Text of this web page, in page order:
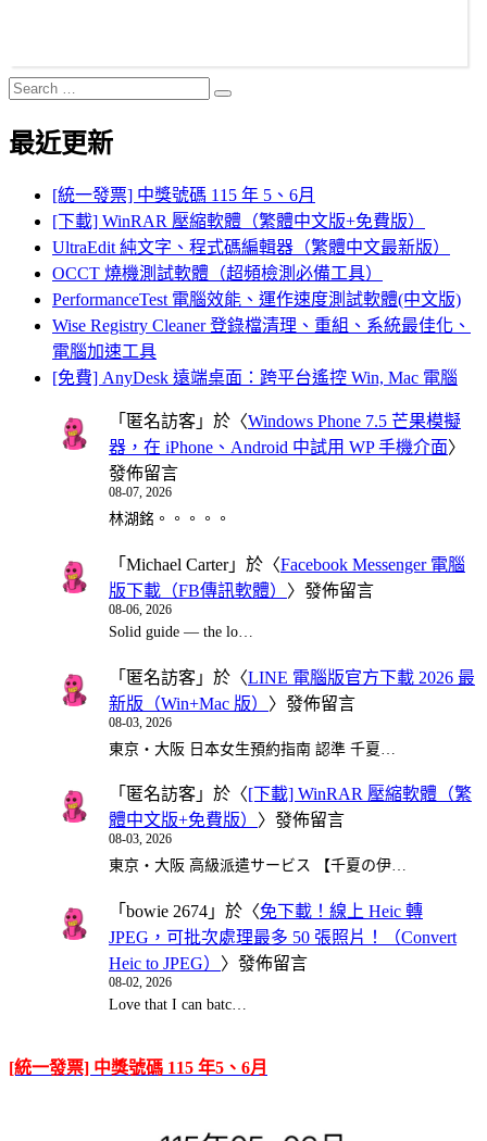
Search
for:
Search
最近更新
[統一發票] 中獎號碼 115 年 5、6月
[下載] WinRAR 壓縮軟體（繁體中文版+免費版）
UltraEdit 純文字、程式碼編輯器（繁體中文最新版）
OCCT 燒機測試軟體（超頻檢測必備工具）
PerformanceTest 電腦效能、運作速度測試軟體(中文版)
Wise Registry Cleaner 登錄檔清理、重組、系統最佳化、
電腦加速工具
[免費] AnyDesk 遠端桌面：跨平台遙控 Win, Mac 電腦
「 匿名訪客 」於〈Windows Phone 7.5 芒果模擬
器，在 iPhone、Android 中試用 WP 手機介面〉
發佈留言
08-07, 2026
林湖銘。。。。。
「 Michael Carter」於〈Facebook Messenger 電腦
版下載（FB傳訊軟體） 〉發佈留言
08-06, 2026
Solid guide — the lo…
「 匿名訪客 」於〈LINE 電腦版官方下載 2026 最
新版（Win+Mac 版） 〉發佈留言
08-03, 2026
東京・大阪 日本女生預約指南 認準 千夏…
「 匿名訪客 」於〈[下載] WinRAR 壓縮軟體（繁
體中文版+免費版） 〉發佈留言
08-03, 2026
東京・大阪 高級派遣サービス 【千夏の伊…
「 bowie 2674 」於〈免下載！線上 Heic 轉
JPEG，可批次處理最多 50 張照片！（Convert
Heic to JPEG） 〉發佈留言
08-02, 2026
Love that I can batc…
[統一發票] 中獎號碼 115 年5、6月